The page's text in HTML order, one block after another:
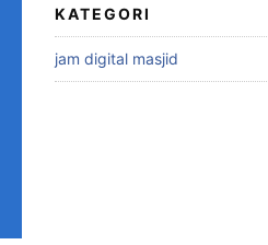
KATEGORI
jam digital masjid